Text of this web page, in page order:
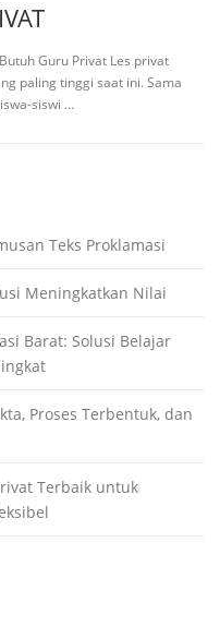
Guru Privat Les privat
paling tinggi saat ini. Sama
siswi …
Teks Proklamasi
Meningkatkan Nilai
Barat: Solusi Belajar
Proses Terbentuk, dan
Terbaik untuk